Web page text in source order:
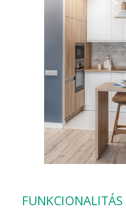
FUNKCIONALITÁS